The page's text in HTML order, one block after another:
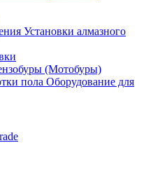
Установки алмазного
(Мотобуры)
Оборудование для